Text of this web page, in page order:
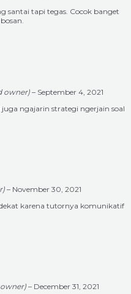
santai tapi tegas. Cocok banget
owner)– September 4, 2021
ngajarin strategi ngerjain soal
– November 30, 2021
karena tutornya komunikatif
– December 31, 2021